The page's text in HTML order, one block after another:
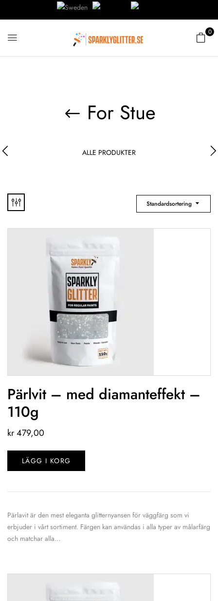
0
For Stue
ALLE PRODUKTER
Standardsortering
Pärlvit – med diamanteffekt –
110g
kr479,00
LÄGG I KORG
Pärlavit är den mest eleganta glitternyansen för väggfärg som vi
erbjuder i vårt sortiment. Färgen kan användas i alla typer av målarfärg
och matchar alla…